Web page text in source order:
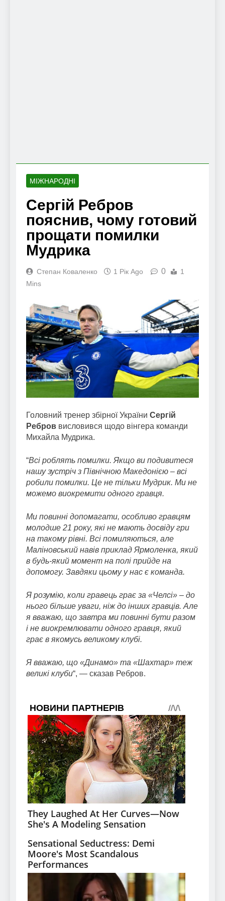
МІЖНАРОДНІ
Сергій Ребров
пояснив, чому готовий
прощати помилки
Мудрика
Степан Коваленко 1 Рік Ago 0
1
Mins
Головний тренер збірної України Сергій
Ребров висловився щодо вінгера команди
Михайла Мудрика.
“Всі роблять помилки. Якщо ви подивитеся
нашу зустріч з Північною Македонією – всі
робили помилки. Це не тільки Мудрик. Ми не
можемо виокремити одного гравця.
Ми повинні допомагати, особливо гравцям
молодше 21 року, які не мають досвіду гри
на такому рівні. Всі помиляються, але
Маліновський навів приклад Ярмоленка, який
в будь-який момент на полі прийде на
допомогу. Завдяки цьому у нас є команда.
Я розумію, коли гравець грає за «Челсі» – до
нього більше уваги, ніж до інших гравців. Але
я вважаю, що завтра ми повинні бути разом
і не виокремлювати одного гравця, який
грає в якомусь великому клубі.
Я вважаю, що «Динамо» та «Шахтар» теж
великі клуби“, — сказав Ребров.